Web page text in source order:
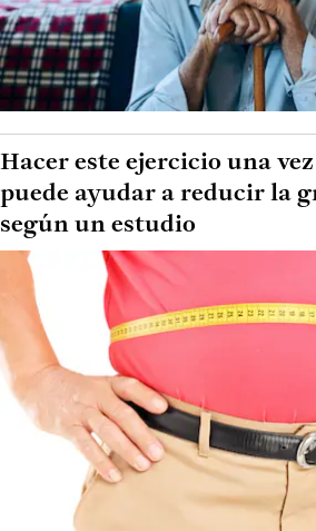
Hacer este ejercicio una
puede ayudar a reducir la
según un estudio